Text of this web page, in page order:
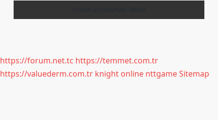
https://forum.net.tc https://temmet.com.tr
https://valuederm.com.tr knight online nttgameSitemap